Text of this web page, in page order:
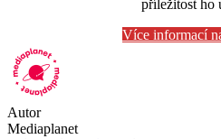
příležitost ho
Více informací
Autor
Mediaplanet